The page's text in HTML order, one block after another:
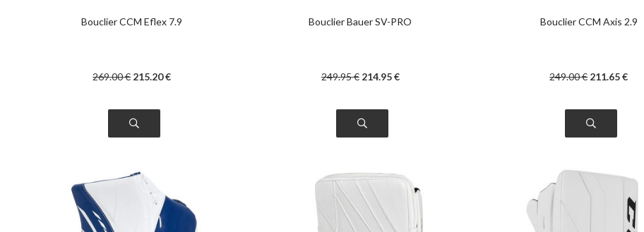
Bouclier CCM Eflex 7.9
269.00€ 215.20€
Bouclier Bauer SV-PRO
249.95€ 214.95€
Bouclier CCM Axis 2.9
249.00€ 211.65€